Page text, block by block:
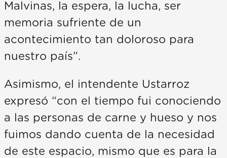
Malvinas, la espera, la lucha, ser
memoria sufriente de un
acontecimiento tan doloroso para
nuestro país”.
Asimismo, el intendente Ustarroz
expresó “con el tiempo fui conociendo
a las personas de carne y hueso y nos
fuimos dando cuenta de la necesidad
de este espacio, mismo que es para la